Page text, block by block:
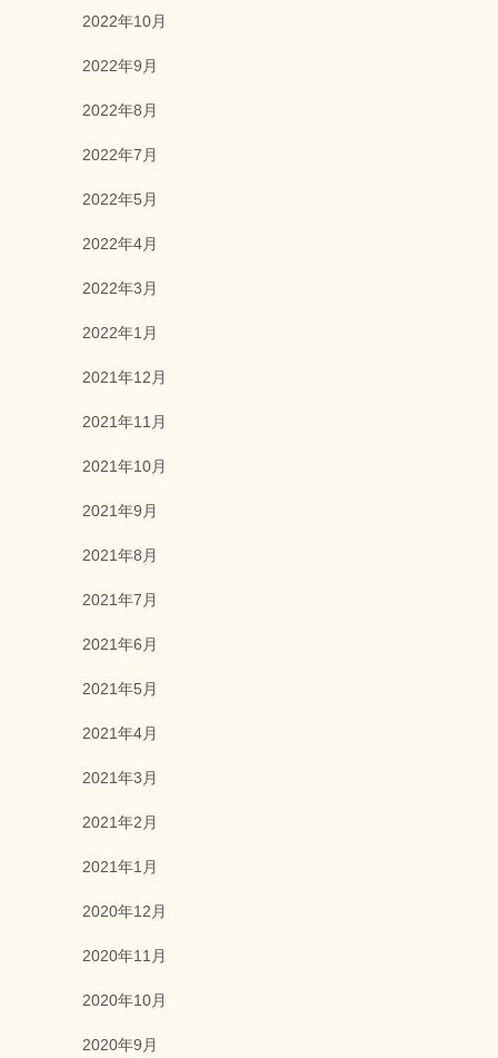
2022年10月
2022年9月
2022年8月
2022年7月
2022年5月
2022年4月
2022年3月
2022年1月
2021年12月
2021年11月
2021年10月
2021年9月
2021年8月
2021年7月
2021年6月
2021年5月
2021年4月
2021年3月
2021年2月
2021年1月
2020年12月
2020年11月
2020年10月
2020年9月